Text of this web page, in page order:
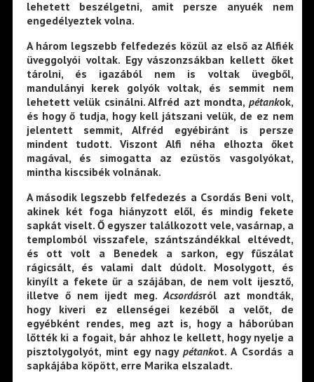
lehetett beszélgetni, amit persze anyuék nem
engedélyeztek volna.
A három legszebb felfedezés közül az első az Alfiék
üveggolyói voltak. Egy vászonzsákban kellett őket
tárolni, és igazából nem is voltak üvegből,
mandulányi kerek golyók voltak, és semmit nem
lehetett velük csinálni. Alfréd azt mondta, pétankok,
és hogy ő tudja, hogy kell játszani velük, de ez nem
jelentett semmit, Alfréd egyébiránt is persze
mindent tudott. Viszont Alfi néha elhozta őket
magával, és simogatta az ezüstös vasgolyókat,
mintha kiscsibék volnának.
A második legszebb felfedezés a Csordás Beni volt,
akinek két foga hiányzott elől, és mindig fekete
sapkát viselt. Ő egyszer találkozott vele, vasárnap, a
templomból visszafele, szántszándékkal eltévedt,
és ott volt a Benedek a sarkon, egy fűszálat
rágicsált, és valami dalt dúdolt. Mosolygott, és
kinyílt a fekete űr a szájában, de nem volt ijesztő,
illetve ő nem ijedt meg.Acsordásról azt mondták,
hogy kiveri ez ellenségei kezéből a velőt, de
egyébként rendes, meg azt is, hogy a háborúban
lőtték ki a fogait, bár ahhoz le kellett, hogy nyelje a
pisztolygolyót, mint egy nagypétankot. A Csordás a
sapkájába köpött, erre Marika elszaladt.